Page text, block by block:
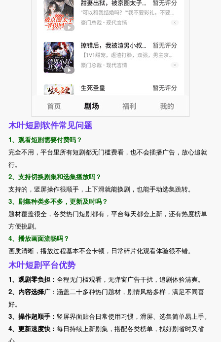
木叶短剧软件常见问题
1、观看短剧需要付费吗？
完全不用，平台里所有短剧都无门槛费看，也不会插播广告，放心追就
行。
2、支持切换剧集和选集播放吗？
支持的，竖屏操作很顺手，上下滑就能换剧，也能手动选集跳转。
3、剧集种类多不多，更新及时吗？
题材覆盖很全，各类热门短剧都有，平台每天都会上新，还有热度榜单
方便挑剧。
4、播放画面流畅吗？
画质清晰，播放过程基本不会卡顿，日常碎片化观看体验很不错。
木叶短剧平台优势
1、观剧零负担： 全程无门槛观看，无弹窗广告干扰，追剧体验清爽。
2、内容选择广：涵盖二十多种热门题材，剧情风格多样，满足不同喜
好。
3、操作超顺手： 竖屏界面贴合日常使用习惯，滑屏、选集简单易上手。
4、更新速度快： 每日持续上新剧集，搭配各类榜单，找好剧省时又省